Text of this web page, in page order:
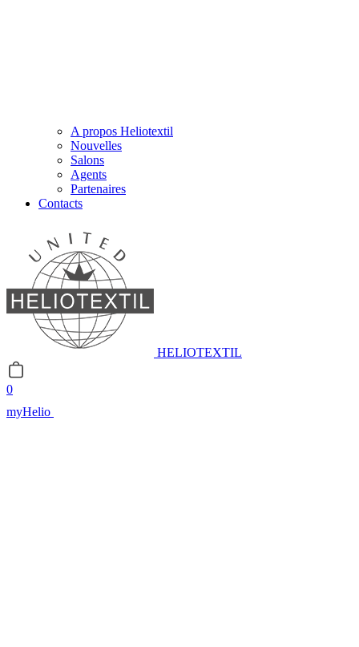
A propos Heliotextil
Nouvelles
Salons
Agents
Partenaires
Contacts
HELIOTEXTIL
0
myHelio